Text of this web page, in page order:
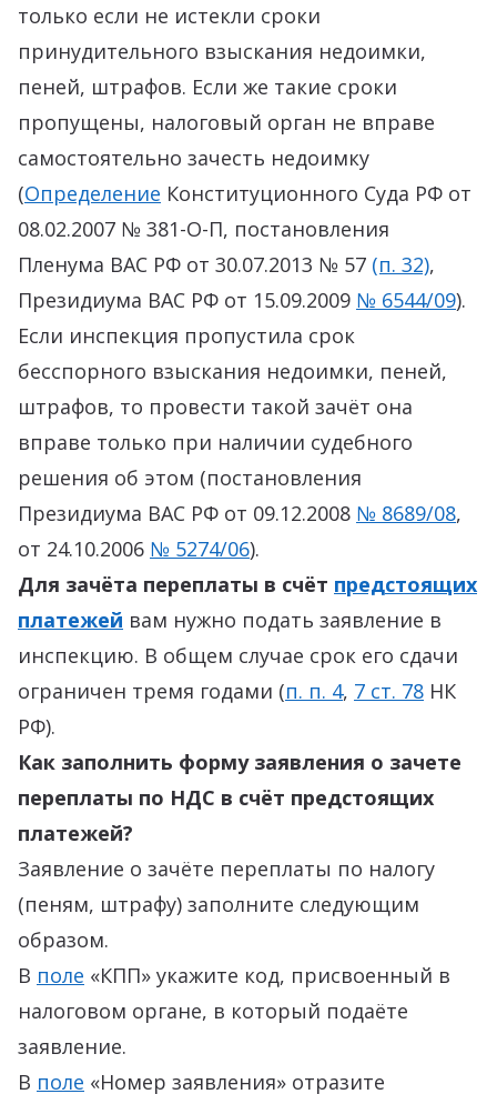
только если не истекли сроки
принудительного взыскания недоимки,
пеней, штрафов. Если же такие сроки
пропущены, налоговый орган не вправе
самостоятельно зачесть недоимку
(Определение Конституционного Суда РФ от
08.02.2007 № 381-О-П, постановления
Пленума ВАС РФ от 30.07.2013 № 57 (п. 32),
Президиума ВАС РФ от 15.09.2009 № 6544/09).
Если инспекция пропустила срок
бесспорного взыскания недоимки, пеней,
штрафов, то провести такой зачёт она
вправе только при наличии судебного
решения об этом (постановления
Президиума ВАС РФ от 09.12.2008 № 8689/08,
от 24.10.2006 № 5274/06).
Для зачёта переплаты в счёт предстоящих
платежей вам нужно подать заявление в
инспекцию. В общем случае срок его сдачи
ограничен тремя годами (п. п. 4, 7 ст. 78 НК
РФ).
Как заполнить форму заявления о зачете
переплаты по НДС в счёт предстоящих
платежей?
Заявление о зачёте переплаты по налогу
(пеням, штрафу) заполните следующим
образом.
В поле «КПП» укажите код, присвоенный в
налоговом органе, в который подаёте
заявление.
В поле «Номер заявления» отразите